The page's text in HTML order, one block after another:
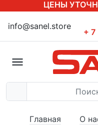
ЦЕНЫ
info@sanel.store
+ 7
Главная О